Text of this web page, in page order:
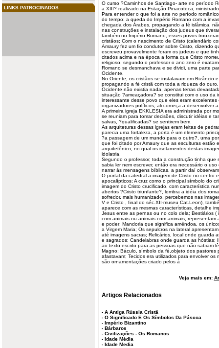
LINKS PATROCINADOS
O curso ?Caminhos de Santiago- arte no período
a XIII? realizado na Estação Pinacoteca,
Para entender o que foi a arte no período
do tempo: a queda do Império Romano com a
chegada dos Árabes, propagando a fé islâmica,
nas construções e instalação dos judeus que
também no Império Romano, esses povos
cristãos; Com o nascimento de Cristo (calendário
Amaury fez um fio condutor sobre Cristo, dizendo
escreveu provavelmente foram os judeus e que
citados acima e na época a forma que Cristo
religioso, segundo o professor o ano zero é
Romano se desmanchava e se dividi, uma parte
Ocidente.
No Oriente, os cristãos se instalavam em Bizâncio
propagando a fé cristã com toda a riqueza do
Ocidente não existia nada, apenas terras
situação ?ameaçadora? se constitui com o uso da
interessante desse povo que eles eram
organizadores políticos, ali começa a desenvolver
A primeira igreja EKKLESIA era administrada por
se reuniam para tomar decisões, discutir idéias e
salvas, ?qualificadas? se sentirem bem.
As arquiteturas dessas igrejas eram feitas de
parecia uma fortaleza, a porta é um elemento
?a passagem de um mundo para o outro?, uma
que foi citado por Amaury que as esculturas estão
arquitetônico, no qual os isolamentos destas
idolatria.
Segundo o professor, toda a construção tinha que
sabia ler nem escrever, então era necessário o
narrar às mensagens bíblicas, a partir daí
O portal da catedral a imagem de Cristo no centro
apocalípticos; A cruz como o principal símbolo do
imagem do Cristo crucificado, com característica
abertos ?Cristo triunfante?, lembra a idéia dos
sofredor, mais humanizado, percebemos nas
V e Cristo , final do séc.XII-museu Cat.Leon),
aparece com as mesmas características, detalhe
Jesus entre as pernas ou no colo dela; Bestiários
com animais ou animais com animais,
e poder; Mandorla que significa amêndoa, os
a Virgem Maria; Os sepulcros na lateral
até imagens sacras; Relicários, local onde guarda
e sagrados; Candelabras onde guarda as hóstias;
ao texto escrito para as pessoas que não sabiam
Magno; Báculo, símbolo da fé,objeto dos pastores
afastavam; Tecidos era utilizados para envolver os
são ornamentações criado pelos á
Veja mais em:
Artigos Relacionados
- A Antiga Rússia Cristã
- O Significado E Os Símbolos Da Páscoa
- Império Bizantino
- Bárbaros
- Civilizações - Os Romanos
- Idade Média
- Idade Media